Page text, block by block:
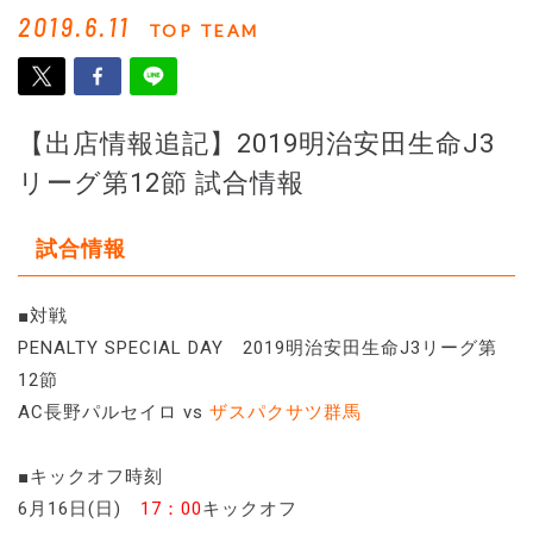
2019.6.11 TOP TEAM
【出店情報追記】2019明治安田生命J3
リーグ第12節 試合情報
試合情報
■対戦
PENALTY SPECIAL DAY 2019明治安田生命J3リーグ第
12節
AC長野パルセイロ vs ザスパクサツ群馬
■キックオフ時刻
6月16日(日) 17：00キックオフ